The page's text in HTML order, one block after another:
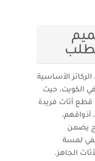
الأساسية
الكويت، حيث
أثاث فريدة
يضمن
لمسة
الجاهز.